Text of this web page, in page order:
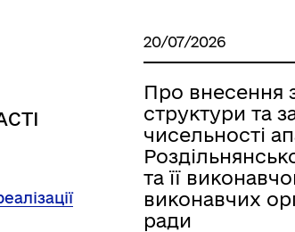
пам'яті полеглих за20/07/2026
Про внесення
структури та
чисельності
та її
виконавчих
ради